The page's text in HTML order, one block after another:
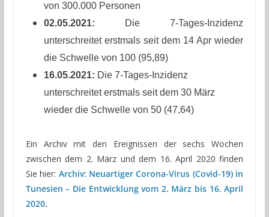
von 300.000 Personen
02.05.2021: Die 7-Tages-Inzidenz
unterschreitet erstmals seit dem 14 Apr wieder
die Schwelle von 100 (95,89)
16.05.2021: Die 7-Tages-Inzidenz
unterschreitet erstmals seit dem 30 März
wieder die Schwelle von 50 (47,64)
Ein Archiv mit den Ereignissen der sechs Wochen
zwischen dem 2. März und dem 16. April 2020 finden
Sie hier: Archiv: Neuartiger Corona-Virus (Covid-19) in
Tunesien – Die Entwicklung vom 2. März bis 16. April
2020.